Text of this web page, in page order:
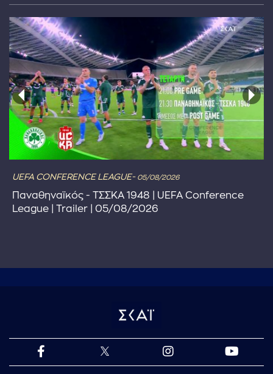
UEFA CONFERENCE LEAGUE- 05/08/2026
Παναθηναϊκός - ΤΣΣΚΑ 1948 | UEFA Conference
League | Trailer | 05/08/2026